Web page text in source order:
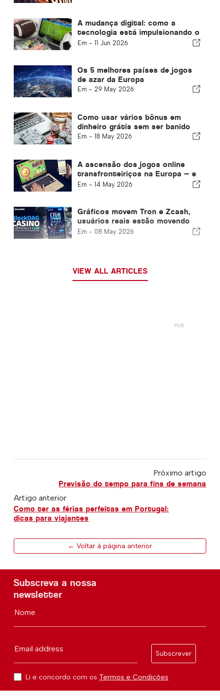
A mudança digital: como a
tecnologia está impulsionando o
boom das apostas esportivas
Em - 11 Jun 2026
Os 5 melhores países de jogos
de azar da Europa
Em - 29 May 2026
Como usar vários bônus em
dinheiro grátis sem ser banido
Em - 18 May 2026
A ascensão dos jogos online
transfronteiriços na Europa — e
o que isso significa para os
Em - 14 May 2026
Gráficos movem Tron e Zcash,
usuários reais estão movendo
BlockDag: o primeiro cassino de
Em - 08 May 2026
VIEW ALL ARTICLES
Próximo artigo
Previsão do tempo para fins de semana
Artigo anterior
Como ter as férias perfeitas em Portugal:
dicas para viajantes
← Voltar à página anterior
Subscreva a nossa
newsletter
Nome
Email address
Subscrever
Li e concordo com os Termos e Condições